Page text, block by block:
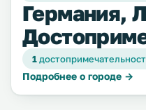
Германия,
1
Подробнее о городе →